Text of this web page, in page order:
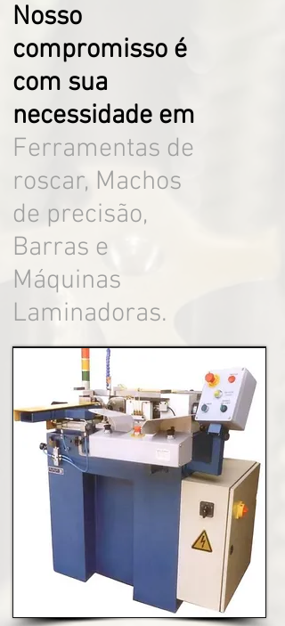
Nosso
compromisso é
com sua
necessidade em
Ferramentas de
roscar, Machos
de precisão,
Barras e
Máquinas
Laminadoras.